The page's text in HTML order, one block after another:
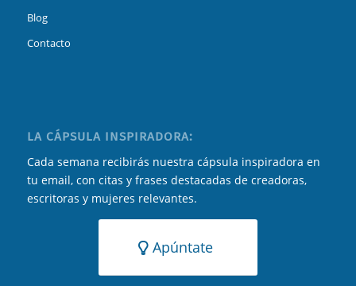
Blog
Contacto
LA CÁPSULA INSPIRADORA:
Cada semana recibirás nuestra cápsula inspiradora en
tu email, con citas y frases destacadas de creadoras,
escritoras y mujeres relevantes.
Apúntate